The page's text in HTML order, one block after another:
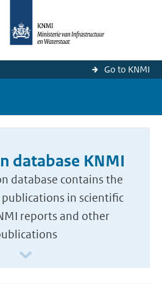
Go to KNMI
database KNMI
database contains the
in scientific
reports and other